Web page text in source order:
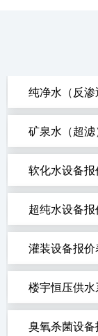
纯净水（反
矿泉水（超
软化水设备报
超纯水设备报
灌装设备报价
楼宇恒压供
臭氧杀菌设